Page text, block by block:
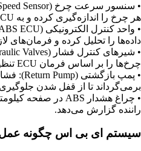
• سنسور سرعت چرخ (Wheel Speed Sensor)
هر چرخ را اندازه‌گیری کرده و به
• واحد کنترل الکترونیکی (ABS ECU)
داده‌ها را تحلیل کرده و فرمان‌های
• شیرهای کنترل فشار (Hydraulic Valves)
چرخ‌ها را بر اساس فرمان
• پمپ بازگشتی (Return Pump)
:
برمی‌گرداند تا از قفل شدن
• چراغ هشدار در صفحه
راننده گزارش می‌دهد.
سیستم ای بی اس چگونه